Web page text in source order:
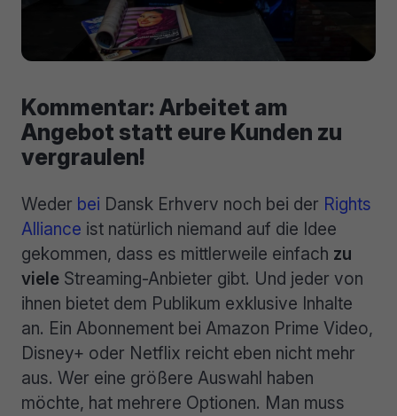
Kommentar: Arbeitet am
Angebot statt eure Kunden zu
vergraulen!
Weder bei Dansk Erhverv noch bei der Rights
Alliance ist natürlich niemand auf die Idee
gekommen, dass es mittlerweile einfach zu
viele Streaming-Anbieter gibt. Und jeder von
ihnen bietet dem Publikum exklusive Inhalte
an. Ein Abonnement bei Amazon Prime Video,
Disney+ oder Netflix reicht eben nicht mehr
aus. Wer eine größere Auswahl haben
möchte, hat mehrere Optionen. Man muss